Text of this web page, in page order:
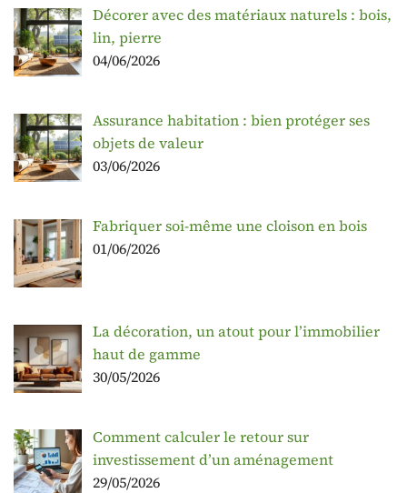
Décorer avec des matériaux naturels : bois,
lin, pierre
04/06/2026
Assurance habitation : bien protéger ses
objets de valeur
03/06/2026
Fabriquer soi-même une cloison en bois
01/06/2026
La décoration, un atout pour l’immobilier
haut de gamme
30/05/2026
Comment calculer le retour sur
investissement d’un aménagement
29/05/2026